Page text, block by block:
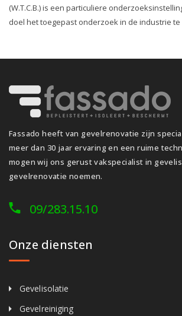
(W.T.C.B.) is een particuliere
doel het toegepast onderzoek in de industrie
Fassado heeft van gevelrenovatie zijn
meer dan 30 jaar ervaring en een ruime
mogen wij ons gerust vakspecialist in
gevelrenovatie noemen.
09/283.15.10
Onze diensten
Gevelisolatie
Gevelreiniging